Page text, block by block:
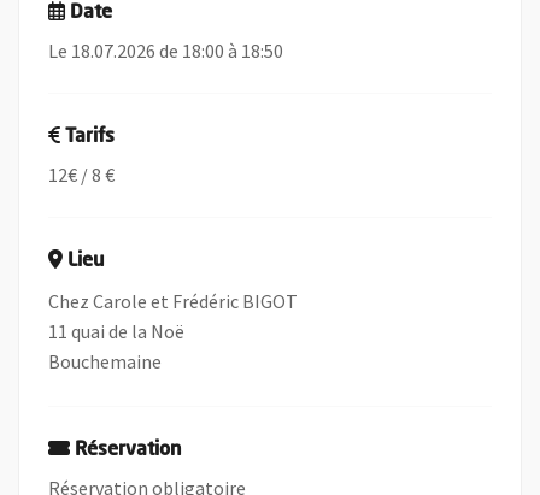
Date
Le 18.07.2026 de 18:00 à 18:50
Tarifs
12€ / 8 €
Lieu
Chez Carole et Frédéric BIGOT
11 quai de la Noë
Bouchemaine
Réservation
Réservation obligatoire